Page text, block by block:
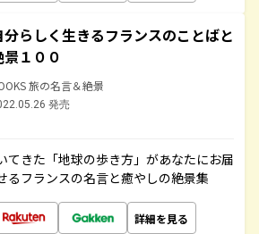
分らしく生きるフランスのことばと
景１００
旅の名言＆絶景
発売
てきた「地球の歩き方」があなたにお届
るフランスの名言と癒やしの絶景集
詳細を見る